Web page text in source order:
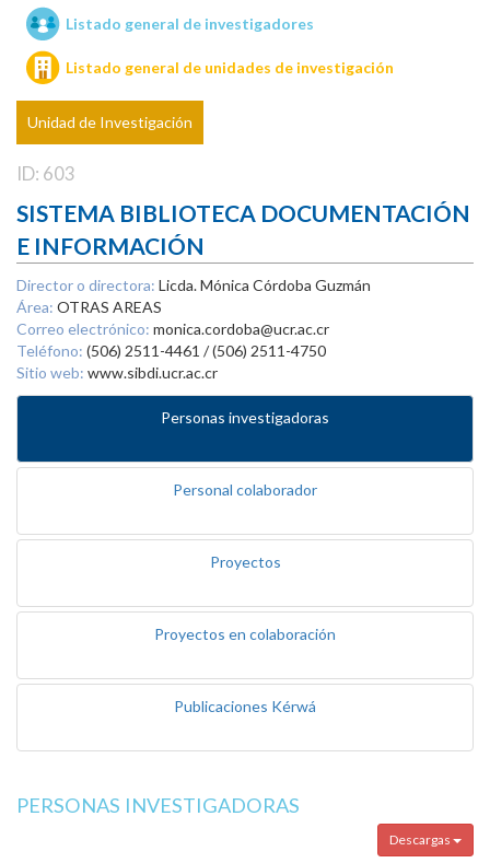
Unidades de investigación
Listado general de investigadores
Listado general de unidades de investigación
Unidad de Investigación
ID: 603
SISTEMA BIBLIOTECA DOCUMENTACIÓN
E INFORMACIÓN
Director o directora: Licda. Mónica Córdoba Guzmán
Área: OTRAS AREAS
Correo electrónico: monica.cordoba@ucr.ac.cr
Teléfono: (506) 2511-4461 / (506) 2511-4750
Sitio web: www.sibdi.ucr.ac.cr
Personas investigadoras
Personal colaborador
Proyectos
Proyectos en colaboración
Publicaciones Kérwá
PERSONAS INVESTIGADORAS
Descargas